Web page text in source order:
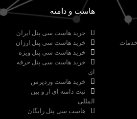
هاست و دامنه
خرید هاست سی پنل ایران
خرید هاست سی پنل ارزان
خرید هاست سی پنل ویژه
خرید هاست سی پنل حرفه
ای
خرید هاست وردپرس
ثبت دامنه آی آر و بین
المللی
هاست سی پنل رایگان